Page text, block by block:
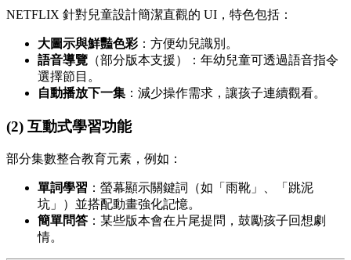
NETFLIX 針對兒童設計簡潔直觀的 UI，特色包括：
大圖示與鮮豔色彩：方便幼兒識別。
語音導覽 （部分版本支援）：年幼兒童可透過語音指令
選擇節目。
自動播放下一集 ：減少操作需求，讓孩子連續觀看。
(2) 互動式學習功能
部分集數整合教育元素，例如：
單詞學習 ：螢幕顯示關鍵詞（如「雨靴」、「跳泥
坑」）並搭配動畫強化記憶。
簡單問答 ：某些版本會在片尾提問，鼓勵孩子回想劇
情。